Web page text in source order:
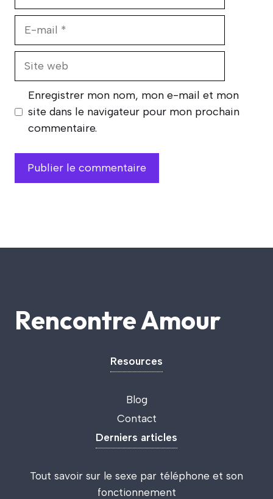
Enregistrer mon nom, mon e-mail et mon
site dans le navigateur pour mon prochain
commentaire.
Rencontre Amour
Resources
Blog
Contact
Derniers articles
Tout savoir sur le sexe par téléphone et son
fonctionnement